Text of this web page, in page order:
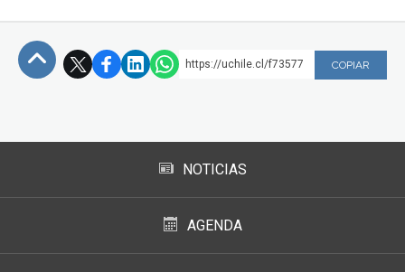
https://uchile.cl/f73577 COPIAR
NOTICIAS
AGENDA